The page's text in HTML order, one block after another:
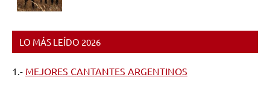
LO MÁS LEÍDO 2026
1.- MEJORES CANTANTES ARGENTINOS